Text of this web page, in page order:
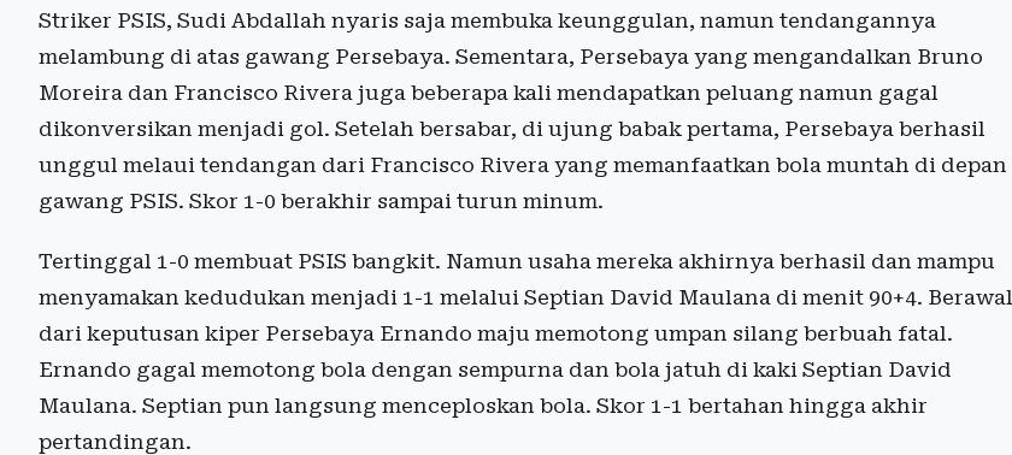
Striker PSIS, Sudi Abdallah nyaris saja membuka keunggulan, namun tendangannya
melambung di atas gawang Persebaya. Sementara, Persebaya yang mengandalkan Bruno
Moreira dan Francisco Rivera juga beberapa kali mendapatkan peluang namun gagal
dikonversikan menjadi gol. Setelah bersabar, di ujung babak pertama, Persebaya berhasil
unggul melaui tendangan dari Francisco Rivera yang memanfaatkan bola muntah di depan
gawang PSIS. Skor 1-0 berakhir sampai turun minum.
Tertinggal 1-0 membuat PSIS bangkit. Namun usaha mereka akhirnya berhasil dan mampu
menyamakan kedudukan menjadi 1-1 melalui Septian David Maulana di menit 90+4. Berawal
dari keputusan kiper Persebaya Ernando maju memotong umpan silang berbuah fatal.
Ernando gagal memotong bola dengan sempurna dan bola jatuh di kaki Septian David
Maulana. Septian pun langsung menceploskan bola. Skor 1-1 bertahan hingga akhir
pertandingan.